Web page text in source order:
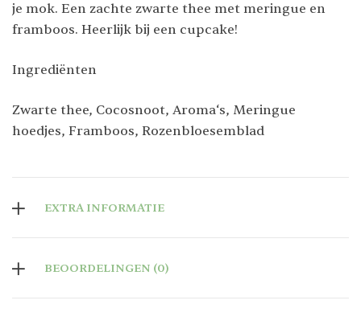
je mok. Een zachte zwarte thee met meringue en
framboos. Heerlijk bij een cupcake!
Ingrediënten
Zwarte thee, Cocosnoot, Aroma‘s, Meringue
hoedjes, Framboos, Rozenbloesemblad
EXTRA INFORMATIE
BEOORDELINGEN (0)